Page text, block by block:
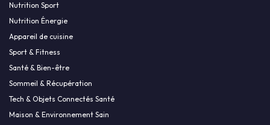
Nutrition Sport
Nutrition Énergie
Appareil de cuisine
Sport & Fitness
Santé & Bien-être
Sommeil & Récupération
Tech & Objets Connectés Santé
Maison & Environnement Sain